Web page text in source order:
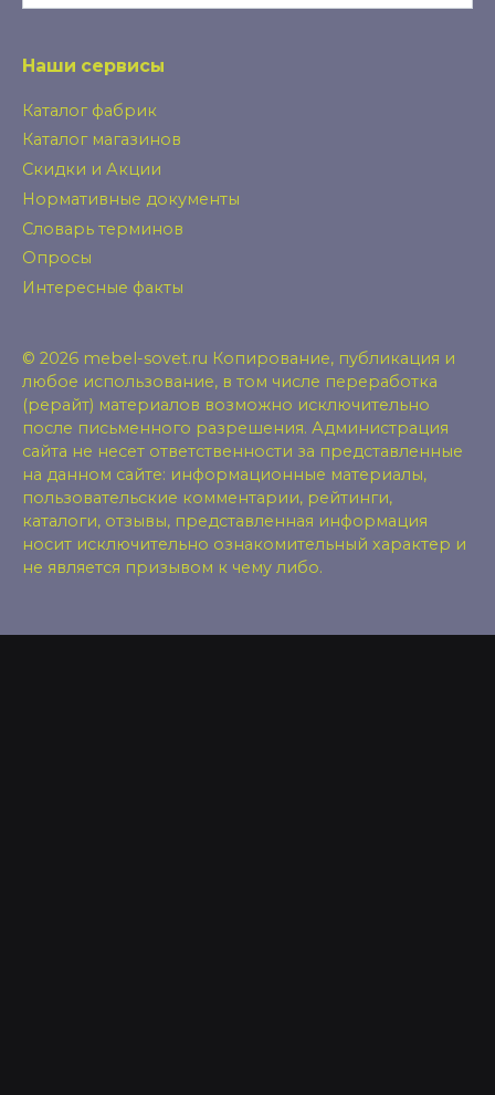
for:
Наши сервисы
Каталог фабрик
Каталог магазинов
Скидки и Акции
Нормативные документы
Словарь терминов
Опросы
Интересные факты
© 2026 mebel-sovet.ru Копирование, публикация и
любое использование, в том числе переработка
(рерайт) материалов возможно исключительно
после письменного разрешения. Администрация
сайта не несет ответственности за представленные
на данном сайте: информационные материалы,
пользовательские комментарии, рейтинги,
каталоги, отзывы, представленная информация
носит исключительно ознакомительный характер и
не является призывом к чему либо.